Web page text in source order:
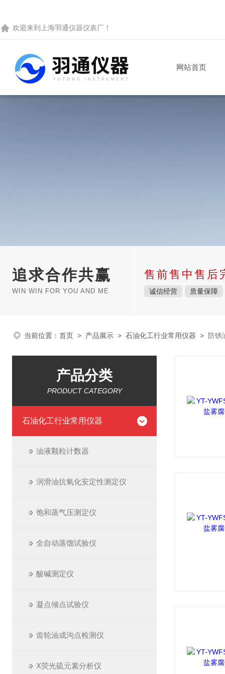
欢迎来到 上海羽通仪器仪表厂 ！
网站首页
追求合作共赢
WIN WIN FOR YOU AND ME
售前售中售后
诚信经营 质量保障
当前位置： 首页 > 产品展示 > 石油化工行业常用仪器 > 防锈
产品分类
PRODUCT CATEGORY
石油化工行业常用仪器
油液颗粒计数器
润滑油抗氧化安定性测定仪
饱和蒸气压测定仪
全自动蒸馏试验仪
酸碱测定仪
凝点倾点试验仪
齿轮油成沟点检测仪
X荧光硫元素分析仪